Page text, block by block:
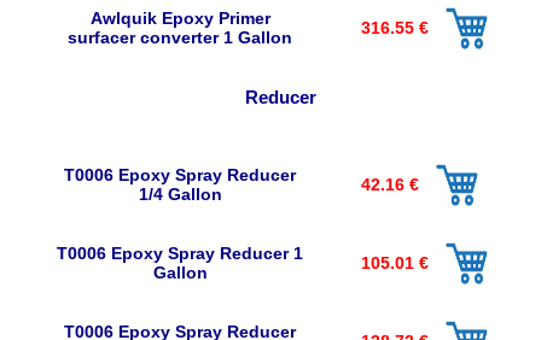
Awlquik Epoxy Primer
surfacer converter 1 Gallon
316.55 €
Reducer
T0006 Epoxy Spray Reducer
1/4 Gallon
42.16 €
T0006 Epoxy Spray Reducer 1
Gallon
105.01 €
T0006 Epoxy Spray Reducer